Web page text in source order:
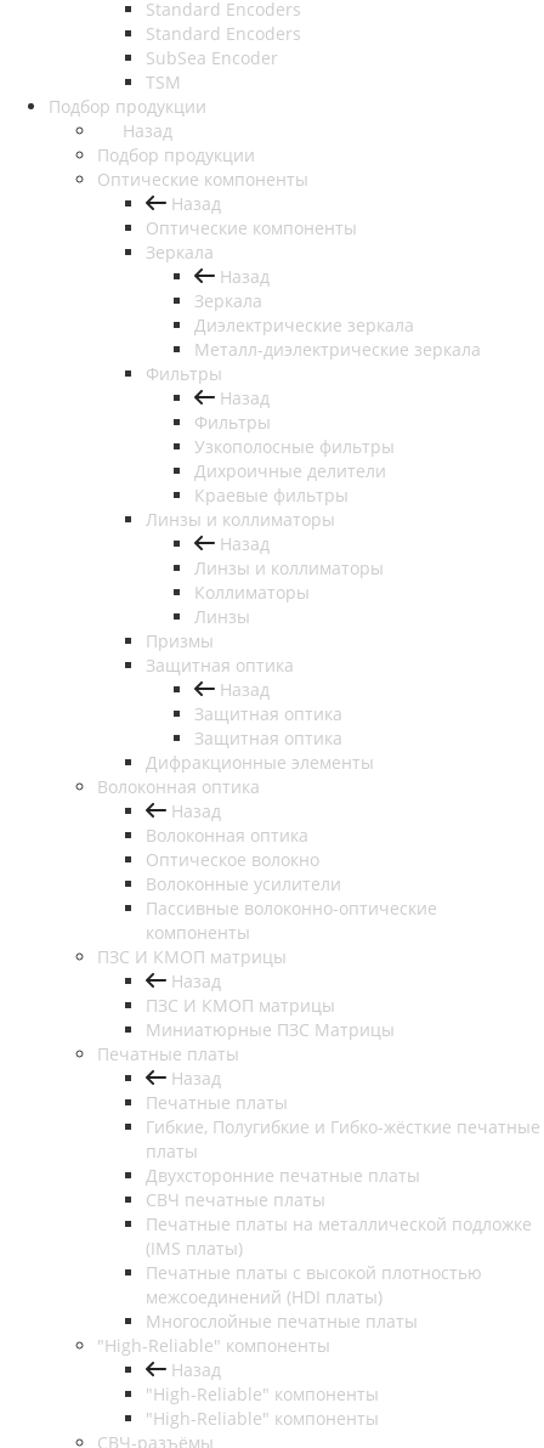
Standard Encoders
Standard Encoders
SubSea Encoder
TSM
Подбор продукции
Назад
Подбор продукции
Оптические компоненты
Назад
Оптические компоненты
Зеркала
Назад
Зеркала
Диэлектрические зеркала
Металл-диэлектрические зеркала
Фильтры
Назад
Фильтры
Узкополосные фильтры
Дихроичные делители
Краевые фильтры
Линзы и коллиматоры
Назад
Линзы и коллиматоры
Коллиматоры
Линзы
Призмы
Защитная оптика
Назад
Защитная оптика
Защитная оптика
Дифракционные элементы
Волоконная оптика
Назад
Волоконная оптика
Оптическое волокно
Волоконные усилители
Пассивные волоконно-оптические
компоненты
ПЗС И КМОП матрицы
Назад
ПЗС И КМОП матрицы
Миниатюрные ПЗС Матрицы
Печатные платы
Назад
Печатные платы
Гибкие, Полугибкие и Гибко-жёсткие печатные
платы
Двухсторонние печатные платы
СВЧ печатные платы
Печатные платы на металлической подложке
(IMS платы)
Печатные платы с высокой плотностью
межсоединений (HDI платы)
Многослойные печатные платы
"High-Reliable" компоненты
Назад
"High-Reliable" компоненты
"High-Reliable" компоненты
СВЧ-разъёмы